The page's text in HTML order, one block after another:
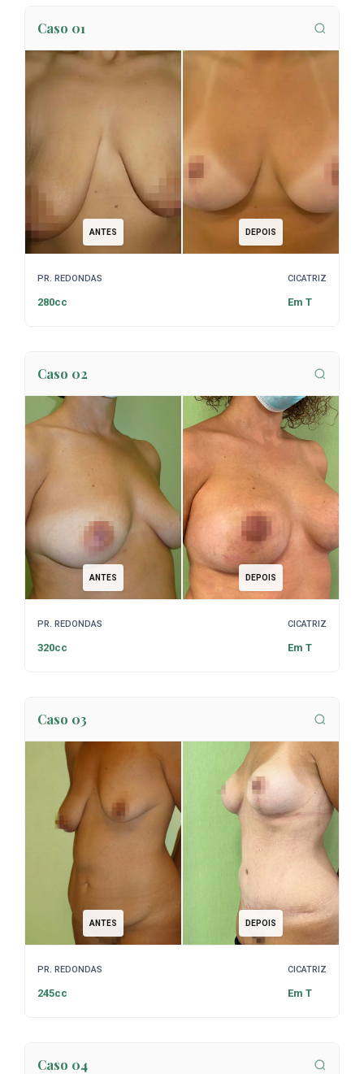
Caso 01
ANTES DEPOIS
PR. REDONDAS
280cc
CICATRIZ
Em T
Caso 02
ANTES DEPOIS
PR. REDONDAS
320cc
CICATRIZ
Em T
Caso 03
ANTES DEPOIS
PR. REDONDAS
245cc
CICATRIZ
Em T
Caso 04